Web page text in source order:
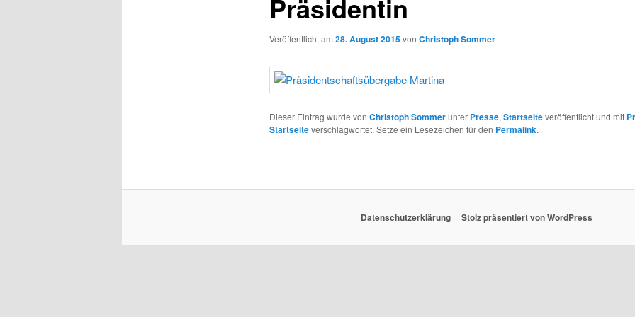
Präsidentin
Veröffentlicht am 28. August 2015von Christoph Sommer
Dieser Eintrag wurde von Christoph Sommerunter Presse,Startseiteveröffentlicht und mit
Startseiteverschlagwortet. Setze ein Lesezeichen für den Permalink.
Datenschutzerklärung Stolz präsentiert von WordPress